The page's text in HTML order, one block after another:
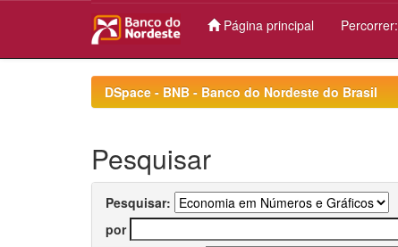
Página principal Percorrer:
DSpace - BNB - Banco do Nordeste do Brasil
Pesquisar
Pesquisar:
por